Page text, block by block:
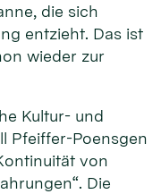
die sich
entzieht. Das ist
wieder zur
Kultur- und
Pfeiffer-Poensgen
von
Die